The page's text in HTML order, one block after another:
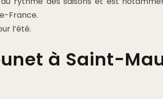
France.
l’été.
à Saint-